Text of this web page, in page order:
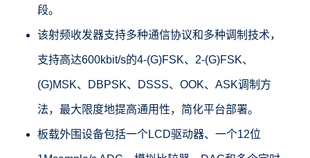
段。
该射频收发器支持多种通信协议和多种调制技术，
支持高达600kbit/s的4-(G)FSK、2-(G)FSK、
(G)MSK、DBPSK、DSSS、OOK、ASK调制方
法，最大限度地提高通用性，简化平台部署。
板载外围设备包括一个LCD驱动器、一个12位